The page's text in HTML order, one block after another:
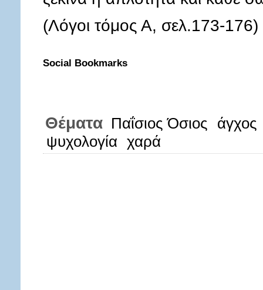
(Λόγοι τόμος Α, σελ.173-176)
Social Bookmarks
Θέματα Παΐσιος Όσιος άγχος
ψυχολογία χαρά